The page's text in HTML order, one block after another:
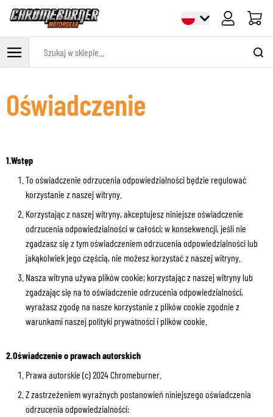
Cart
Oświadczenie
1.Wstęp
To oświadczenie odrzucenia odpowiedzialności będzie regulować
korzystanie z naszej witryny.
Korzystając z naszej witryny, akceptujesz niniejsze oświadczenie
odrzucenia odpowiedzialności w całości; w konsekwencji, jeśli nie
zgadzasz się z tym oświadczeniem odrzucenia odpowiedzialności lub
jakąkolwiek jego częścią, nie możesz korzystać z naszej witryny.
Nasza witryna używa plików cookie; korzystając z naszej witryny lub
zgadzając się na to oświadczenie odrzucenia odpowiedzialności,
wyrażasz zgodę na nasze korzystanie z plików cookie zgodnie z
warunkami naszej polityki prywatności i plików cookie.
2.Oświadczenie o prawach autorskich
Prawa autorskie (c) 2024 Chromeburner.
Z zastrzeżeniem wyraźnych postanowień niniejszego oświadczenia
odrzucenia odpowiedzialności: